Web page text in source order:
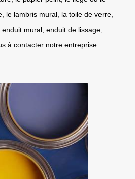
le lambris mural, la toile de verre,
mural, enduit de lissage,
à contacter notre entreprise